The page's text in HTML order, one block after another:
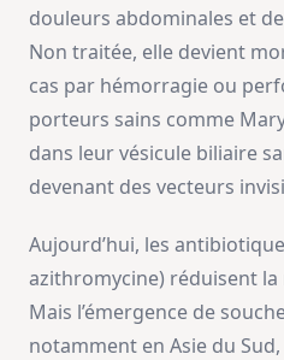
douleurs abdominales et
Non traitée, elle devient
cas par hémorragie ou
porteurs sains comme
dans leur vésicule biliaire
devenant des vecteurs
Aujourd’hui, les
azithromycine) réduisent
Mais l’émergence de
notamment en Asie du